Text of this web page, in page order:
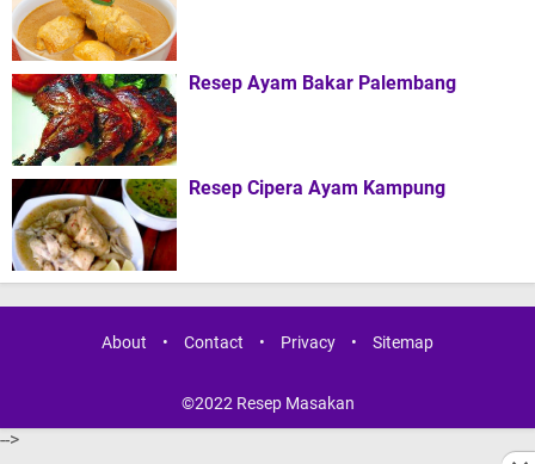
Resep Ayam Bakar Palembang
Resep Cipera Ayam Kampung
About • Contact • Privacy • Sitemap
©2022 Resep Masakan
-->